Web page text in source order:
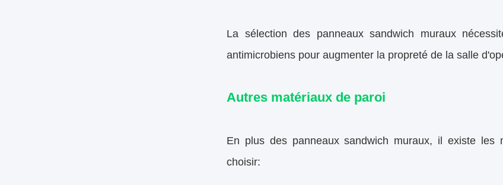
La sélection des panneaux sandwich muraux
antimicrobiens pour augmenter la propreté de la salle
Autres matériaux de paroi
En plus des panneaux sandwich muraux, il existe les
choisir: